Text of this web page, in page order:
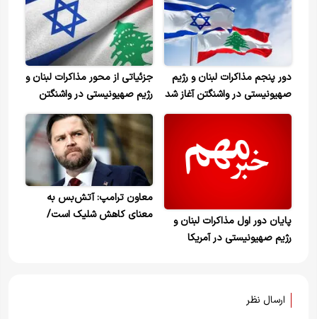
دور پنجم مذاکرات لبنان و رژیم
صهیونیستی در واشنگتن آغاز شد
جزئیاتی از محور مذاکرات لبنان و
رژیم صهیونیستی در واشنگتن
پایان دور اول مذاکرات لبنان و
رژیم صهیونیستی در آمریکا
معاون ترامپ: آتش‌بس به
معنای کاهش شلیک است/
ارسال نظر